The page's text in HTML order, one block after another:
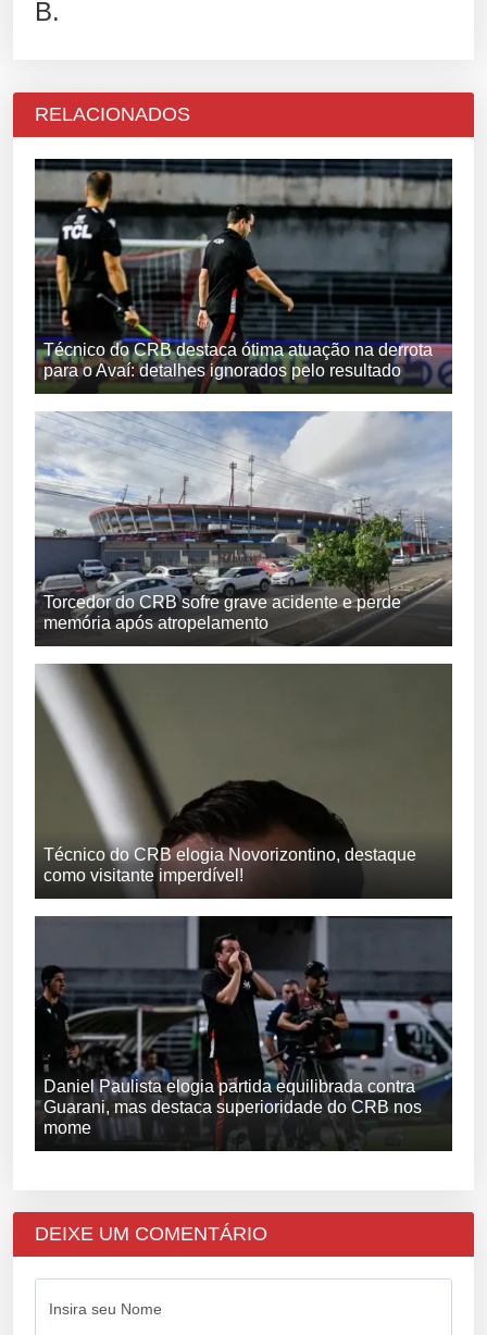
B.
RELACIONADOS
Técnico do CRB destaca ótima atuação na derrota
para o Avaí: detalhes ignorados pelo resultado
Torcedor do CRB sofre grave acidente e perde
memória após atropelamento
Técnico do CRB elogia Novorizontino, destaque
como visitante imperdível!
Daniel Paulista elogia partida equilibrada contra
Guarani, mas destaca superioridade do CRB nos
mome
DEIXE UM COMENTÁRIO
Insira seu Nome